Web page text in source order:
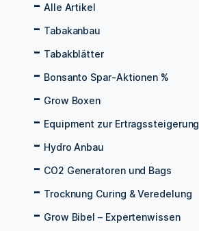
Alle Artikel
Tabakanbau
Tabakblätter
Bonsanto Spar-Aktionen %
Grow Boxen
Equipment zur Ertragssteigerung
Hydro Anbau
CO2 Generatoren und Bags
Trocknung Curing & Veredelung
Grow Bibel – Expertenwissen